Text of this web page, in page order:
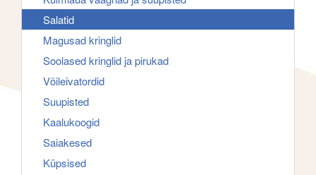
g
a
f
o
Salatid
Magusad kringlid
Soolased kringlid ja pirukad
Võileivatordid
Suupisted
Kaalukoogid
Saiakesed
Küpsised